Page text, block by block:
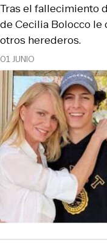
01 JUNIO
Tras el fallecimiento
de Cecilia Bolocco
otros herederos.